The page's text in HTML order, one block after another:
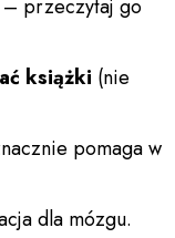
– przeczytaj go
książki (nie
pomaga w
dla mózgu.